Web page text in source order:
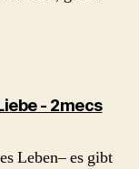
- 2mecssagt:
Leben– es gibt